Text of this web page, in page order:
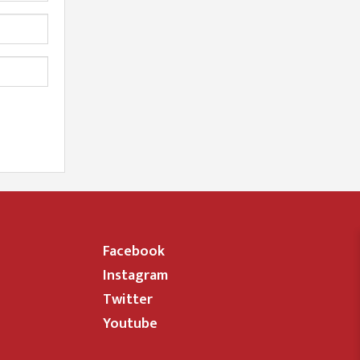
Facebook
Instagram
Twitter
Youtube